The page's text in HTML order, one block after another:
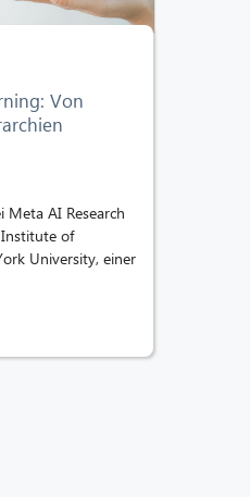
Von
Meta AI Research
of
University, einer